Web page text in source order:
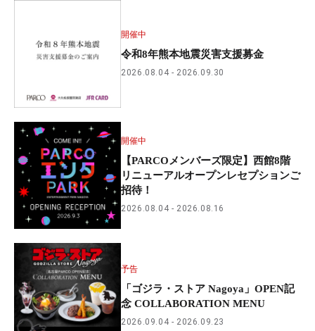
開催中
令和8年熊本地震災害支援募金
2026.08.04 2026.09.30
開催中
【PARCOメンバーズ限定】西館8階
リニューアルオープンレセプションご
招待！
2026.08.04 2026.08.16
予告
「ゴジラ・ストア Nagoya」OPEN記
念 COLLABORATION MENU
2026.09.04 2026.09.23